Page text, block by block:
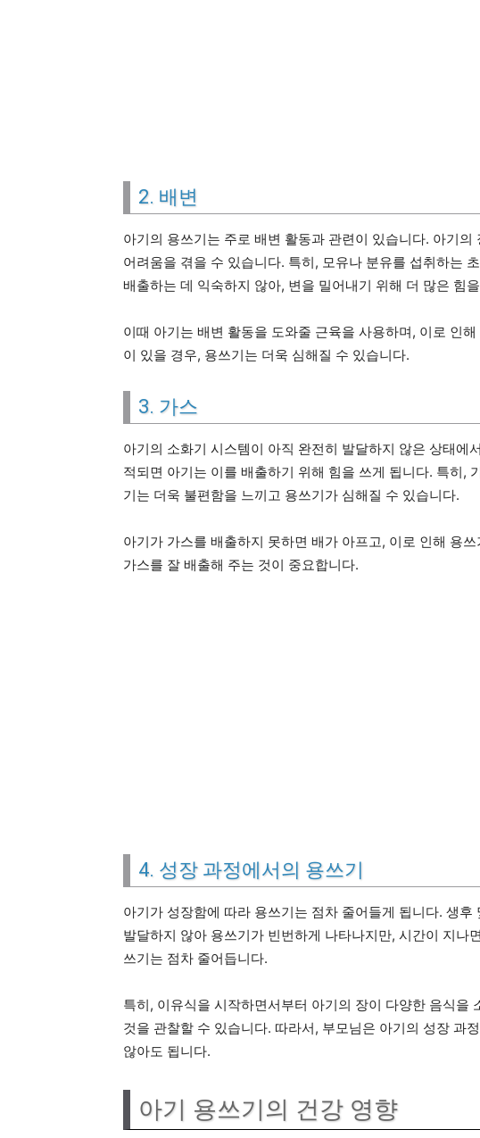
2. 배변
아기의 용쓰기는 주로 배변 활동과 관련이 있습니다. 아기
어려움을 겪을 수 있습니다. 특히, 모유나 분유를 섭취하는
배출하는 데 익숙하지 않아, 변을 밀어내기 위해 더 많은 힘
이때 아기는 배변 활동을 도와줄 근육을 사용하며, 이로 인
이 있을 경우, 용쓰기는 더욱 심해질 수 있습니다.
3. 가스
아기의 소화기 시스템이 아직 완전히 발달하지 않은 상태에
적되면 아기는 이를 배출하기 위해 힘을 쓰게 됩니다. 특히,
기는 더욱 불편함을 느끼고 용쓰기가 심해질 수 있습니다.
아기가 가스를 배출하지 못하면 배가 아프고, 이로 인해 용
가스를 잘 배출해 주는 것이 중요합니다.
4. 성장 과정에서의 용쓰기
아기가 성장함에 따라 용쓰기는 점차 줄어들게 됩니다. 생
발달하지 않아 용쓰기가 빈번하게 나타나지만, 시간이 지나
쓰기는 점차 줄어듭니다.
특히, 이유식을 시작하면서부터 아기의 장이 다양한 음식을
것을 관찰할 수 있습니다. 따라서, 부모님은 아기의 성장 과
않아도 됩니다.
아기 용쓰기의 건강 영향